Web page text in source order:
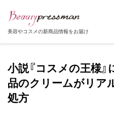
美容やコスメの新商品情報をお届け
小説『コスメの王様
品のクリームがリア
処方